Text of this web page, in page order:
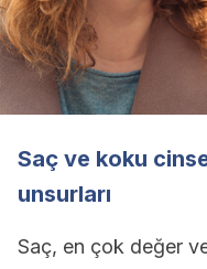
Saç ve koku
unsurları
Saç, en çok değer